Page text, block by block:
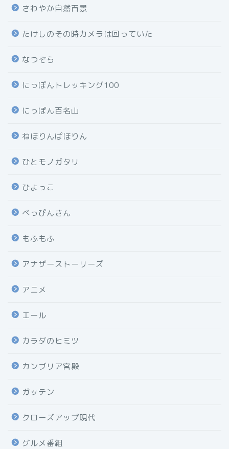
さわやか自然百景
たけしのその時カメラは回っていた
なつぞら
にっぽんトレッキング100
にっぽん百名山
ねほりんぱほりん
ひとモノガタリ
ひよっこ
べっぴんさん
もふもふ
アナザーストーリーズ
アニメ
エール
カラダのヒミツ
カンブリア宮殿
ガッテン
クローズアップ現代
グルメ番組